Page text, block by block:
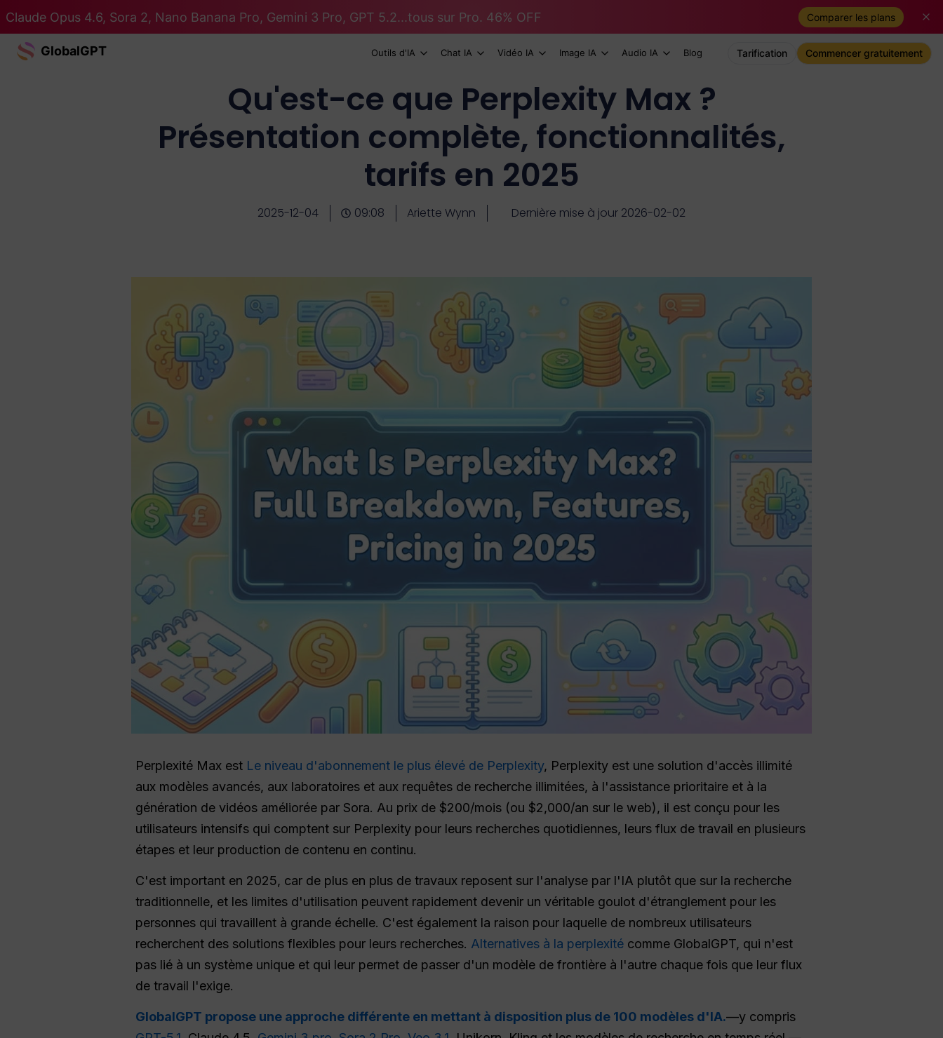
Claude Opus 4.6, Sora 2, Nano Banana Pro, Gemini 3 Pro, GPT 5.2...tous sur Pro. 46% OFF Comparer les plans
GlobalGPT Outils d'IA Chat IA Vidéo IA Image IA Audio IA Blog Tarification Commencer gratuitement
Qu'est-ce que Perplexity Max ?
Présentation complète, fonctionnalités,
tarifs en 2025
2025-12-04 09:08 Ariette Wynn Dernière mise à jour 2026-02-02
Perplexité Max est Le niveau d'abonnement le plus élevé de Perplexity, Perplexity est une solution d'accès illimité
aux modèles avancés, aux laboratoires et aux requêtes de recherche illimitées, à l'assistance prioritaire et à la
génération de vidéos améliorée par Sora. Au prix de $200/mois (ou $2,000/an sur le web), il est conçu pour les
utilisateurs intensifs qui comptent sur Perplexity pour leurs recherches quotidiennes, leurs flux de travail en plusieurs
étapes et leur production de contenu en continu.
C'est important en 2025, car de plus en plus de travaux reposent sur l'analyse par l'IA plutôt que sur la recherche
traditionnelle, et les limites d'utilisation peuvent rapidement devenir un véritable goulot d'étranglement pour les
personnes qui travaillent à grande échelle. C'est également la raison pour laquelle de nombreux utilisateurs
recherchent des solutions flexibles pour leurs recherches. Alternatives à la perplexité comme GlobalGPT, qui n'est
pas lié à un système unique et qui leur permet de passer d'un modèle de frontière à l'autre chaque fois que leur flux
de travail l'exige.
GlobalGPT propose une approche différente en mettant à disposition plus de 100 modèles d'IA.—y compris